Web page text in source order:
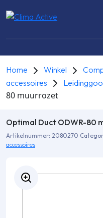
Home Winkel
accessoires
80 muurrozet
Optimal Duct ODWR-80
Artikelnummer: 2080270
accessoires